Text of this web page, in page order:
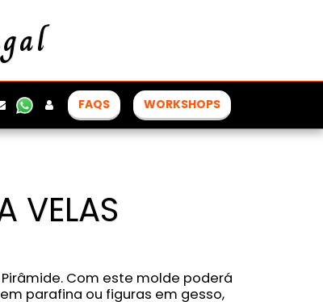
FAQS WORKSHOPS
VELAS
Com este molde poderá
parafina ou figuras em gesso,